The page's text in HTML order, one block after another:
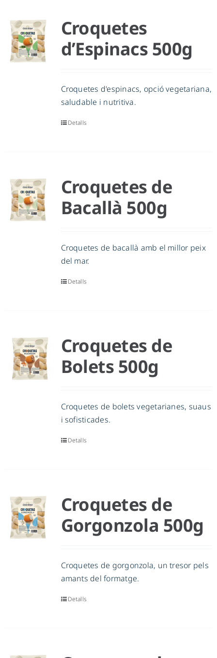
Croquetes
d’Espinacs 500g
Croquetes d'espinacs, opció vegetariana,
saludable i nutritiva.
Detalls
Croquetes de
Bacallà 500g
Croquetes de bacallà amb el millor peix
del mar.
Detalls
Croquetes de
Bolets 500g
Croquetes de bolets vegetarianes, suaus
i sofisticades.
Detalls
Croquetes de
Gorgonzola 500g
Croquetes de gorgonzola, un tresor pels
amants del formatge.
Detalls